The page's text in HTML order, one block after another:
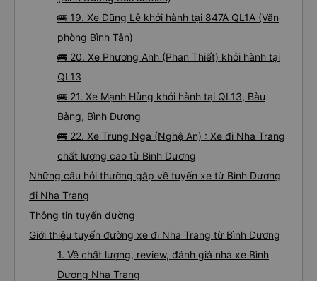
🚌 19. Xe Dũng Lệ khởi hành tại 847A QL1A (Văn
phòng Bình Tân)
🚌 20. Xe Phương Anh (Phan Thiết) khởi hành tại
QL13
🚌 21. Xe Mạnh Hùng khởi hành tại QL13, Bàu
Bàng, Bình Dương
🚌 22. Xe Trung Nga (Nghệ An) : Xe đi Nha Trang
chất lượng cao từ Bình Dương
Những câu hỏi thường gặp về tuyến xe từ Bình Dương
đi Nha Trang
Thông tin tuyến đường
Giới thiệu tuyến đường xe đi Nha Trang từ Bình Dương
1. Về chất lượng, review, đánh giá nhà xe Bình
Dương Nha Trang